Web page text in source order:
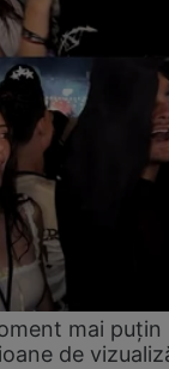
mai puțin
de